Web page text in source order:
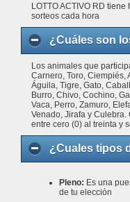
LOTTO ACTIVO RD
sorteos cada hora
¿Cuáles son
Los animales que
Carnero, Toro, Ciempiés,
Águila, Tigre, Gato,
Burro, Chivo, Cochino,
Vaca, Perro, Zamuro,
Venado, Jirafa y
entre cero (0) al treinta y
¿Cuales tipos
Pleno: Es una
de tu elección